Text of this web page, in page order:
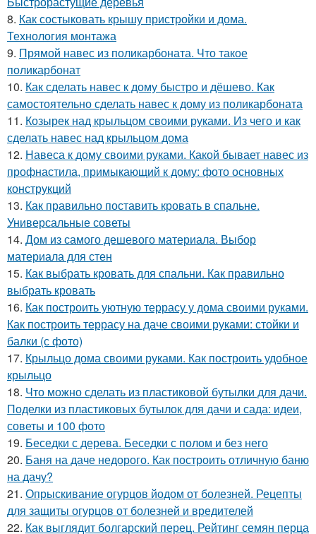
8. Как состыковать крышу пристройки и дома.
Технология монтажа
9. Прямой навес из поликарбоната. Что такое
поликарбонат
10. Как сделать навес к дому быстро и дёшево. Как
самостоятельно сделать навес к дому из поликарбоната
11. Козырек над крыльцом своими руками. Из чего и как
сделать навес над крыльцом дома
12. Навеса к дому своими руками. Какой бывает навес из
профнастила, примыкающий к дому: фото основных
конструкций
13. Как правильно поставить кровать в спальне.
Универсальные советы
14. Дом из самого дешевого материала. Выбор
материала для стен
15. Как выбрать кровать для спальни. Как правильно
выбрать кровать
16. Как построить уютную террасу у дома своими руками.
Как построить террасу на даче своими руками: стойки и
балки (с фото)
17. Крыльцо дома своими руками. Как построить удобное
крыльцо
18. Что можно сделать из пластиковой бутылки для дачи.
Поделки из пластиковых бутылок для дачи и сада: идеи,
советы и 100 фото
19. Беседки с дерева. Беседки с полом и без него
20. Баня на даче недорого. Как построить отличную баню
на дачу?
21. Опрыскивание огурцов йодом от болезней. Рецепты
для защиты огурцов от болезней и вредителей
22. Как выглядит болгарский перец. Рейтинг семян перца